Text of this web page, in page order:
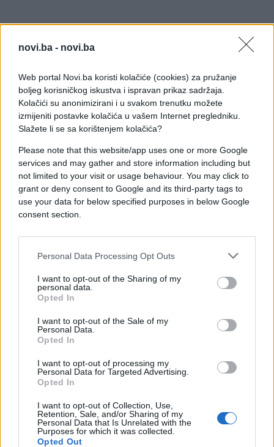
novi.ba - novi.ba
Web portal Novi.ba koristi kolačiće (cookies) za pružanje
boljeg korisničkog iskustva i ispravan prikaz sadržaja.
Kolačići su anonimizirani i u svakom trenutku možete
izmijeniti postavke kolačića u vašem Internet pregledniku.
Slažete li se sa korištenjem kolačića?
Please note that this website/app uses one or more Google
services and may gather and store information including but
not limited to your visit or usage behaviour. You may click to
grant or deny consent to Google and its third-party tags to
use your data for below specified purposes in below Google
consent section.
Personal Data Processing Opt Outs
I want to opt-out of the Sharing of my
personal data.
Opted In
I want to opt-out of the Sale of my
Personal Data.
Opted In
I want to opt-out of processing my
Personal Data for Targeted Advertising.
Opted In
I want to opt-out of Collection, Use,
Retention, Sale, and/or Sharing of my
Personal Data that Is Unrelated with the
Purposes for which it was collected.
Opted Out
[/facebook]
"Momci sa snimke pronašli su novčanik i uzeli iznos
od 1.000 KM", navela je čitateljica u poruci.
Policiji je proslijeđena snimka na kojoj se detaljno
vide osobe koje su uzele novac.